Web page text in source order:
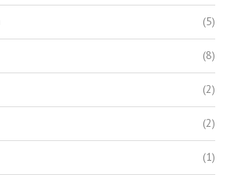
(5)
(8)
(2)
(2)
(1)